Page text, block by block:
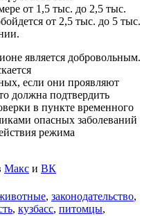
от 1,5 тыс. до 2,5 тыс.
от 2,5 тыс. до 5 тыс.
является добровольным.
если они проявляют
должна подтвердить
в пункте временного
опасных заболеваний
режима
Макс и ВК
, законодательство,
, кузбасс, питомцы,